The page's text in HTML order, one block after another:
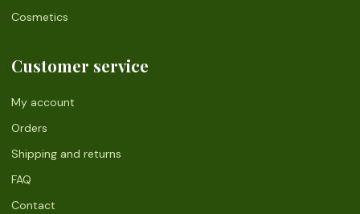
Cosmetics
Customer service
My account
Orders
Shipping and returns
FAQ
Contact